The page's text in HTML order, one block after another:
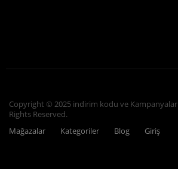
Copyright © 2025 indirim kodu ve Kampanyalar
Rights Reserved.
Mağazalar
Kategoriler Blog Giriş